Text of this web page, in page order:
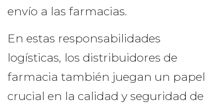
envío a las farmacias.
En estas responsabilidades
logísticas, los distribuidores de
farmacia también juegan un papel
crucial en la calidad y seguridad de